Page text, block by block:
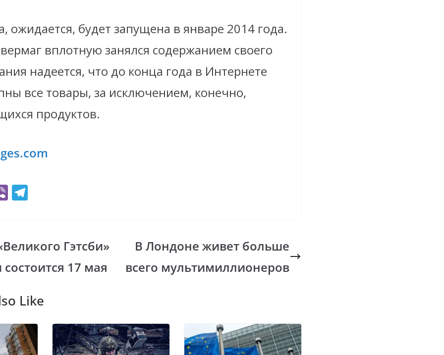
ожидается, будет запущена в январе 2014 года.
вплотную занялся содержанием своего
надеется, что до конца года в Интернете
все товары, за исключением, конечно,
продуктов.
Vi
gr
a
m
Гэтсби»
17 мая
В Лондоне живет больше
всего мультимиллионеров
Like